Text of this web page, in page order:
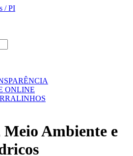
/ PI
ONLINE
Ambiente e